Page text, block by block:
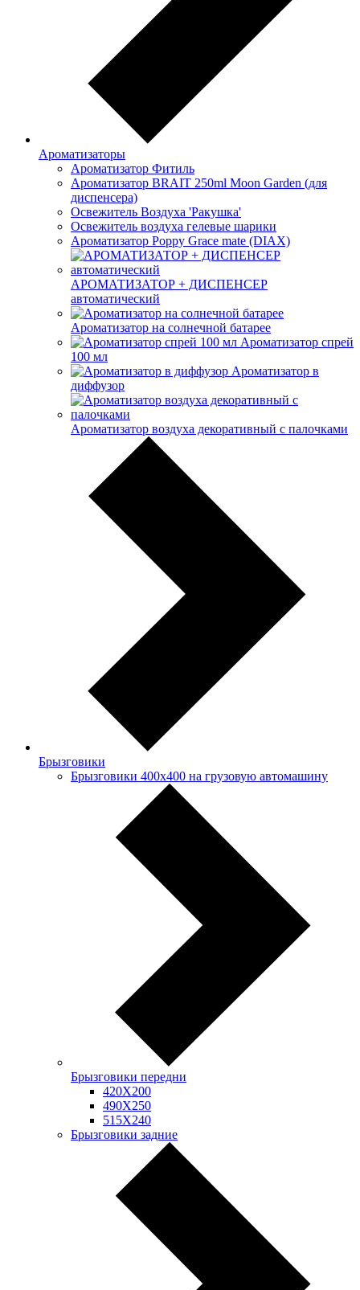
Ароматизаторы
Ароматизатор Фитиль
Ароматизатор BRAIT 250ml Moon Garden (для
диспенсера)
Освежитель Воздуха 'Ракушка'
Освежитель воздуха гелевые шарики
Ароматизатор Poppy Grace mate (DIAX)
АРОМАТИЗАТОР + ДИСПЕНСЕР
автоматический
Ароматизатор на солнечной батарее
Ароматизатор спрей
100 мл
Ароматизатор в
диффузор
Ароматизатор воздуха декоративный с палочками
Брызговики
Брызговики 400х400 на грузовую автомашину
Брызговики передни
420Х200
490Х250
515Х240
Брызговики задние